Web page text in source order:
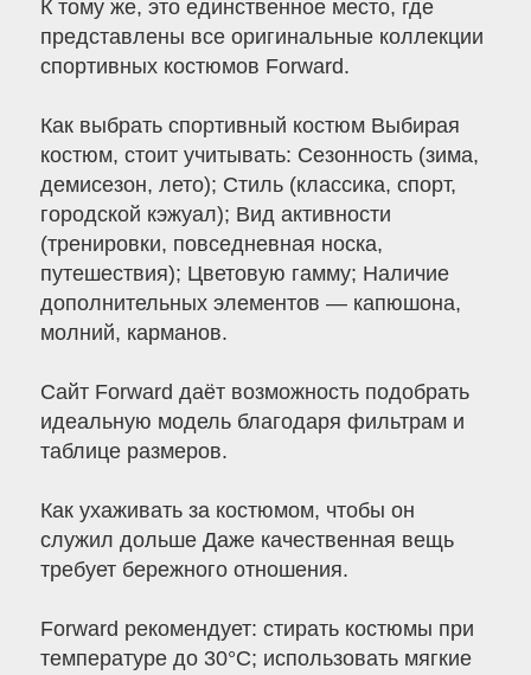
К тому же, это единственное место, где
представлены все оригинальные коллекции
спортивных костюмов Forward.
Как выбрать спортивный костюм Выбирая
костюм, стоит учитывать: Сезонность (зима,
демисезон, лето); Стиль (классика, спорт,
городской кэжуал); Вид активности
(тренировки, повседневная носка,
путешествия); Цветовую гамму; Наличие
дополнительных элементов — капюшона,
молний, карманов.
Сайт Forward даёт возможность подобрать
идеальную модель благодаря фильтрам и
таблице размеров.
Как ухаживать за костюмом, чтобы он
служил дольше Даже качественная вещь
требует бережного отношения.
Forward рекомендует: стирать костюмы при
температуре до 30°C; использовать мягкие